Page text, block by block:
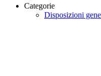
Categorie
Disposizioni